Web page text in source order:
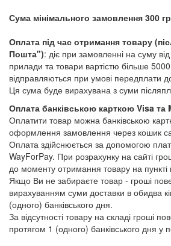
Сума мінімального замовлення 300
Оплата під час отримання товару
Пошта"): діє при замовленні на суму
прилади та товари вартістю більше
відправляються при умові передплати
Ця сума буде вирахувана з суми
Оплата банківською карткою Visa та
Оплатити товар можна банківською
оформлення замовлення через кошик
Оплата здійснюється за допомогою
WayForPay. При розрахунку на сайті
до моменту отримання товару на пункті
Якщо Ви не забираєте товар - гроші
вирахуванням суми доставки в обидва
(одного) банківського дня.
За відсутності товару на складі гроші
протягом 1 (одного) банківського дня у